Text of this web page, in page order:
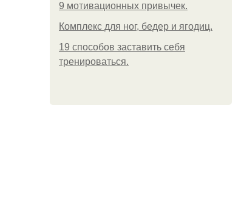
9 мотивационных привычек.
Комплекс для ног, бедер и ягодиц.
19 способов заставить себя
тренироваться.